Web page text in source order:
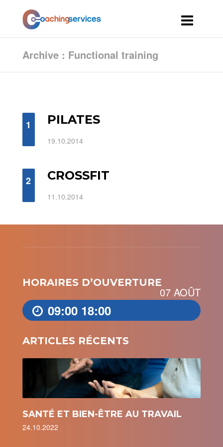
Archive : Functional training
1 PILATES
19.10.2014
2 CROSSFIT
11.10.2014
HORAIRES D’OUVERTURE
07 AOÛT
09:00 18:00
ARTICLES RÉCENTS
SANTÉ ET BIEN-ÊTRE AU TRAVAIL
24.10.2022